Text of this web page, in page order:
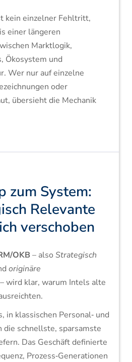
kein einzelner Fehltritt,
einer längeren
Marktlogik,
Ökosystem und
Wer nur auf einzelne
oder
übersieht die Mechanik
zum System:
Relevante
verschoben
OKB – also Strategisch
originäre
– wird klar, warum Intels alte
in klassischen Personal‑ und
die schnellste, sparsamste
Das Geschäft definierte
Prozess‑Generationen